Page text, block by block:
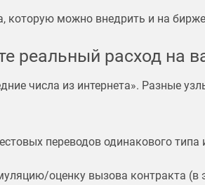
которую можно внедрить и на
реальный расход на
числа из интернета». Разные
переводов одинакового типа
оценку вызова контракта (в